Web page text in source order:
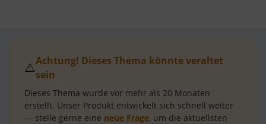
⚠️Achtung! Dieses Thema könnte veraltet
sein
Dieses Thema wurde vor mehr als 20 Monaten
erstellt. Unser Produkt entwickelt sich schnell weiter
— stelle gerne eine neue Frage, um die aktuellsten